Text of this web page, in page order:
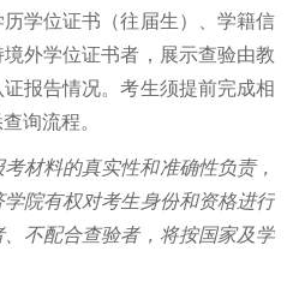
学位证书（往届生）、学籍信
外学位证书者，展示查验由教
报告情况。考生须提前完成相
询流程。
材料的真实性和准确性负责，
院有权对考生身份和资格进行
不配合查验者，将按国家及学